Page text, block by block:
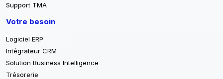
Support TMA
Votre besoin
Logiciel ERP
Intégrateur CRM
Solution Business Intelligence
Trésorerie